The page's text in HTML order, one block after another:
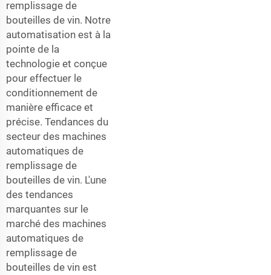
remplissage de
bouteilles de vin. Notre
automatisation est à la
pointe de la
technologie et conçue
pour effectuer le
conditionnement de
manière efficace et
précise. Tendances du
secteur des machines
automatiques de
remplissage de
bouteilles de vin. L'une
des tendances
marquantes sur le
marché des machines
automatiques de
remplissage de
bouteilles de vin est